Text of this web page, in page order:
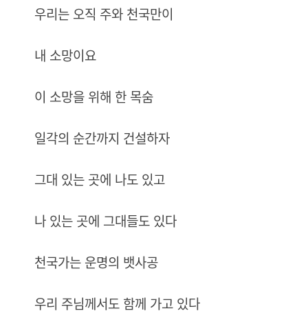
우리는 오직 주와 천국만이
내 소망이요
이 소망을 위해 한 목숨
일각의 순간까지 건설하자
그대 있는 곳에 나도 있고
나 있는 곳에 그대들도 있다
천국가는 운명의 뱃사공
우리 주님께서도 함께 가고 있다